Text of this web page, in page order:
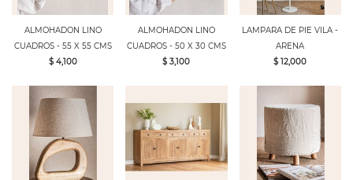
ALMOHADON LINO
CUADROS - 55 X 55 CMS
$ 4,100
ALMOHADON LINO
CUADROS - 50 X 30 CMS
$ 3,100
LAMPARA DE PIE VILA -
ARENA
$ 12,000